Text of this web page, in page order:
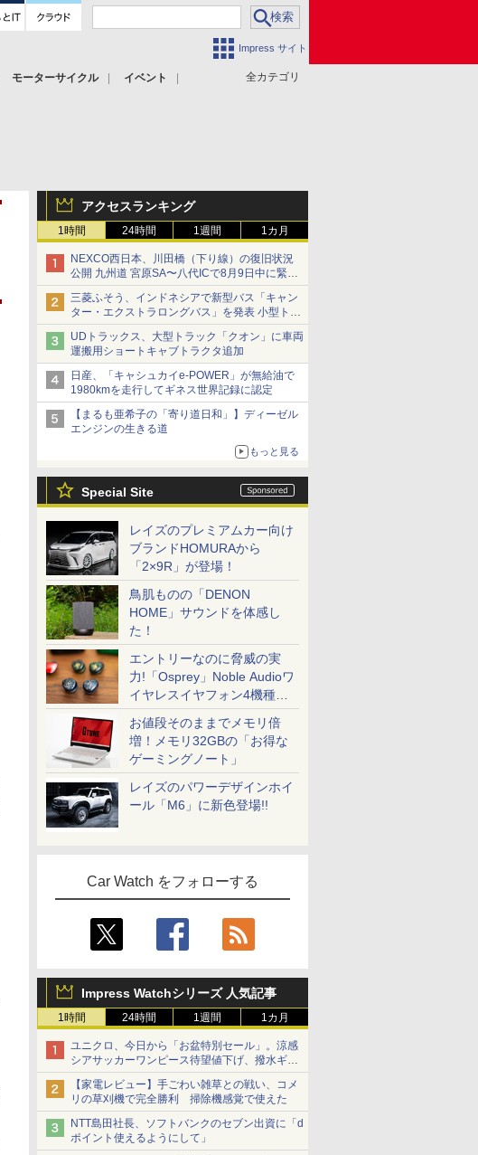
Impress サイト
全カテゴリ
モーターサイクル
イベント
アクセスランキング
1時間 24時間 1週間 1カ月
NEXCO西日本、川田橋（下り線）の復旧状況
公開 九州道 宮原SA〜八代ICで8月9日中に緊急
車両を通行可能に
三菱ふそう、インドネシアで新型バス「キャン
ター・エクストラロングバス」を発表 小型トラ
ックベースの観光・旅客輸送向けバス
UDトラックス、大型トラック「クオン」に車両
運搬用ショートキャブトラクタ追加
日産、「キャシュカイe-POWER」が無給油で
1980kmを走行してギネス世界記録に認定
【まるも亜希子の「寄り道日和」】ディーゼル
エンジンの生きる道
もっと見る
Special Site
レイズのプレミアムカー向け
ブランドHOMURAから
「2×9R」が登場！
鳥肌ものの「DENON
HOME」サウンドを体感し
た！
エントリーなのに脅威の実
力!「Osprey」Noble Audioワ
イヤレスイヤフォン4機種を
一気に聴く
お値段そのままでメモリ倍
増！メモリ32GBの「お得な
ゲーミングノート」
レイズのパワーデザインホイ
ール「M6」に新色登場!!
Car Watch をフォローする
Impress Watchシリーズ 人気記事
1時間 24時間 1週間 1カ月
ユニクロ、今日から「お盆特別セール」。涼感
シアサッカーワンピース待望値下げ、撥水ギア
ショーツは1990円に
【家電レビュー】手ごわい雑草との戦い、コメ
リの草刈機で完全勝利 掃除機感覚で使えた
NTT島田社長、ソフトバンクのセブン出資に「d
ポイント使えるようにして」